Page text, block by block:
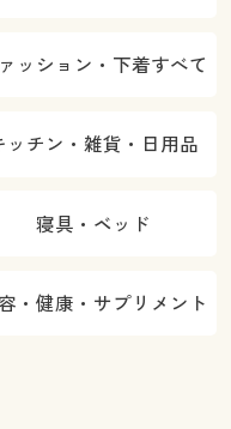
ッション・下着すべて
ッチン・雑貨・日用品
寝具・ベッド
・健康・サプリメント